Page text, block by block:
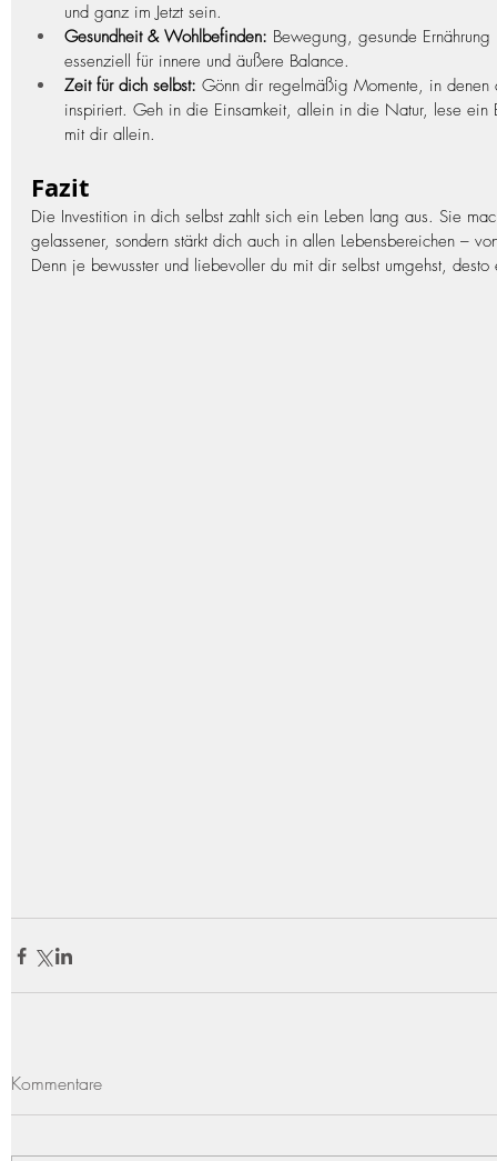
und ganz im Jetzt sein.
Gesundheit & Wohlbefinden: Bewegung, gesunde
essenziell für innere und äußere Balance.
Zeit für dich selbst: Gönn dir regelmäßig Momente, in
inspiriert. Geh in die Einsamkeit, allein in die Natur, lese
mit dir allein.
Fazit
Die Investition in dich selbst zahlt sich ein Leben lang aus. Sie
gelassener, sondern stärkt dich auch in allen Lebensbereichen –
Denn je bewusster und liebevoller du mit dir selbst umgehst,
Kommentare